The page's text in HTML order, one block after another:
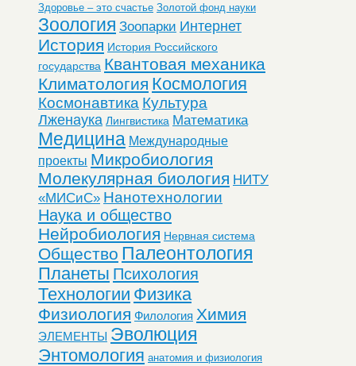
Здоровье – это счастье Золотой фонд науки
Зоология Зоопарки Интернет
История История Российского
государства Квантовая механика
Климатология Космология
Космонавтика Культура
Лженаука Лингвистика Математика
Медицина Международные
проекты Микробиология
Молекулярная биология НИТУ
«МИСиС» Нанотехнологии
Наука и общество
Нейробиология Нервная система
Общество Палеонтология
Планеты Психология
Технологии Физика
Физиология Филология Химия
ЭЛЕМЕНТЫ Эволюция
Энтомология анатомия и физиология